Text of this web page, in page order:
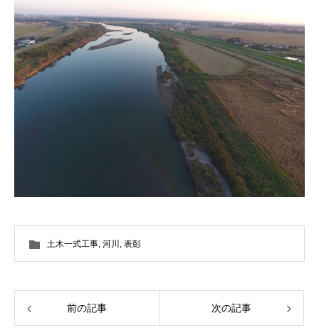
土木一式工事, 河川 , 表彰
前の記事 次の記事